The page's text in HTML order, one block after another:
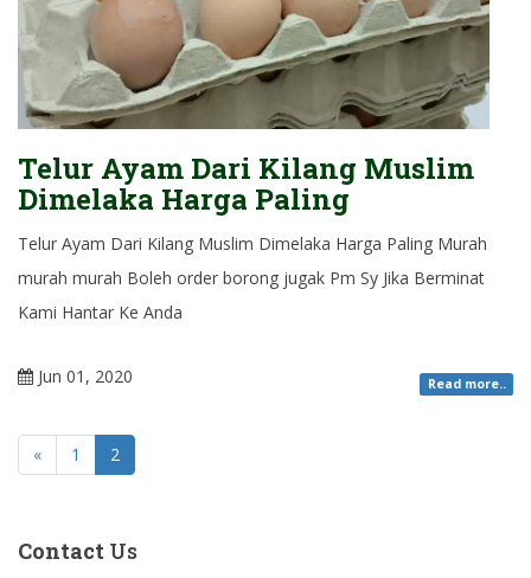
Telur Ayam Dari Kilang Muslim
Dimelaka Harga Paling
Telur Ayam Dari Kilang Muslim Dimelaka Harga Paling Murah
murah murah Boleh order borong jugak Pm Sy Jika Berminat
Kami Hantar Ke Anda
Read more..
Jun 01, 2020
« 1 2
Contact Us